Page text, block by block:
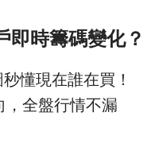
即時籌碼變化？
懂現在誰在買！
全盤行情不漏